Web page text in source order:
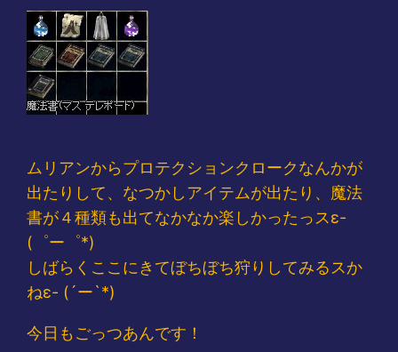
ムリアンからプロテクションクロークなんかが
出たりして、なつかしアイテムが出たり、魔法
書が４種類も出てなかなか楽しかったっスε-
(゜ー゜*)
しばらくここにきてぼちぼち狩りしてみるスか
ねε- (´ー`*)
今日もごっつあんです！